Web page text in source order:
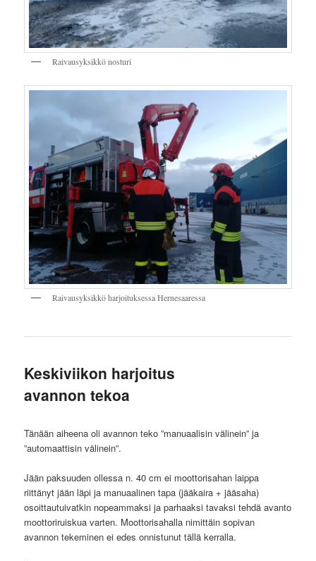
Raivausyksikkö nosturi
Raivausyksikkö harjoituksessa Hernesaaressa
Keskiviikon harjoitus
avannon tekoa
Tänään aiheena oli avannon teko ”manuaalisin välinein” ja
”automaattisin välinein”.
Jään paksuuden ollessa n. 40 cm ei moottorisahan laippa
riittänyt jään läpi ja manuaalinen tapa (jääkaira + jääsaha)
osoittautuivatkin nopeammaksi ja parhaaksi tavaksi tehdä avanto
moottoriruiskua varten. Moottorisahalla nimittäin sopivan
avannon tekeminen ei edes onnistunut tällä kerralla.